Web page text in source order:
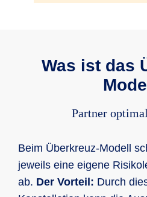
Was ist das
Partner
Beim Überkreuz-Modell
jeweils eine eigene
ab. Der Vorteil: Durch